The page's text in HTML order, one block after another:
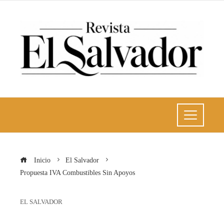
Inicio
El Salvador
Propuesta IVA Combustibles Sin Apoyos
EL SALVADOR